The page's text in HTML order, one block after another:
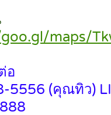
maps/
อ
5556 (คุณทิว)